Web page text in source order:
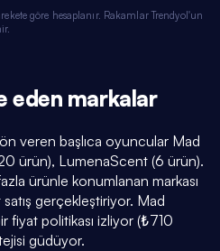
göre hesaplanır. Rakamlar Trendyol'un
eden markalar
veren başlıca oyuncular Mad
ürün), LumenaScent (6 ürün).
ürünle konumlanan markası
gerçekleştiriyor. Mad
fiyat politikası izliyor (₺710
güdüyor.